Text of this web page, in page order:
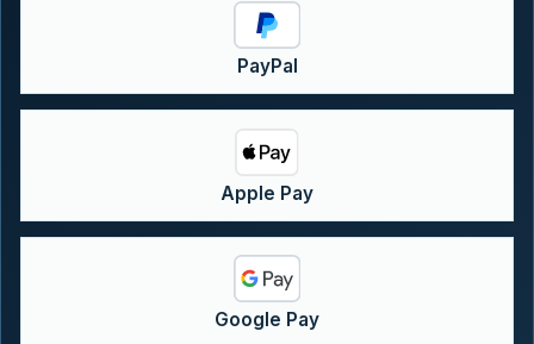
PayPal
Apple Pay
Google Pay